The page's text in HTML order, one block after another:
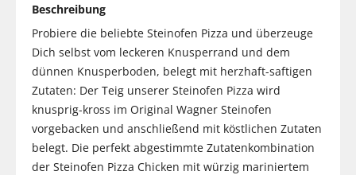
Beschreibung
Probiere die beliebte Steinofen Pizza und überzeuge
Dich selbst vom leckeren Knusperrand und dem
dünnen Knusperboden, belegt mit herzhaft-saftigen
Zutaten: Der Teig unserer Steinofen Pizza wird
knusprig-kross im Original Wagner Steinofen
vorgebacken und anschließend mit köstlichen Zutaten
belegt. Die perfekt abgestimmte Zutatenkombination
der Steinofen Pizza Chicken mit würzig mariniertem